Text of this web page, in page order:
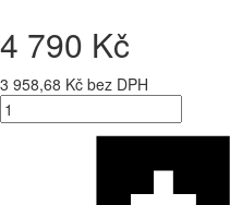
4 790 Kč
3 958,68 Kč bez DPH